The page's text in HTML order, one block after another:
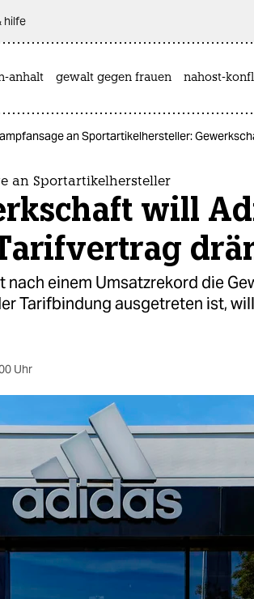
hilfe
anhalt gewalt gegen frauen nahost-
an Sportartikelhersteller:
an Sportartikelhersteller
will
nach einem Umsatzrekord die
Tarifbindung ausgetreten ist,
Uhr